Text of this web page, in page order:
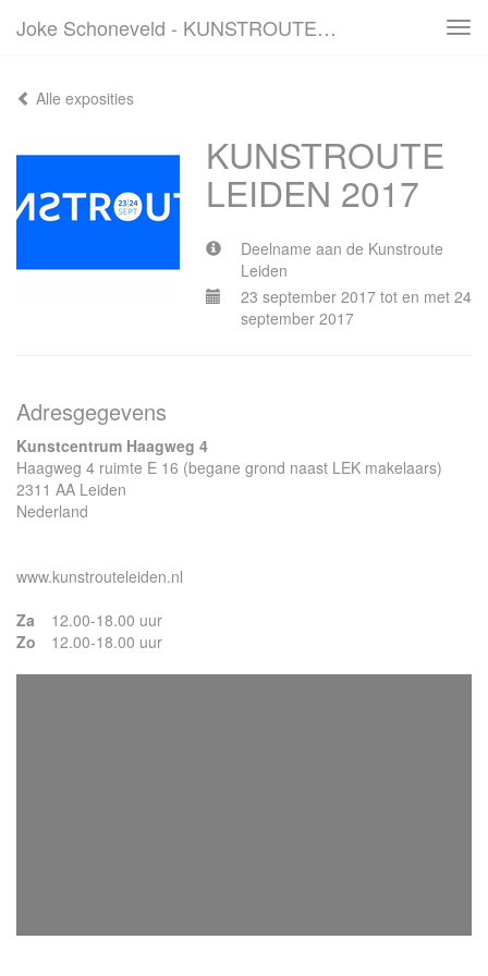
Joke Schoneveld - KUNSTROUTE LEIDEN 2017
Alle exposities
KUNSTROUTE
LEIDEN 2017
Deelname aan de Kunstroute
Leiden
23 september 2017 tot en met 24
september 2017
Adresgegevens
Kunstcentrum Haagweg 4
Haagweg 4 ruimte E 16 (begane grond naast LEK makelaars)
2311 AA Leiden
Nederland
www.kunstrouteleiden.nl
Za
12.00-18.00 uur
Zo
12.00-18.00 uur